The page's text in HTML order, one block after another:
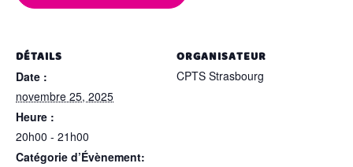
DÉTAILS
Date :
novembre 25, 2025
Heure :
20h00 - 21h00
Catégorie d’Évènement:
ORGANISATEUR
CPTS Strasbourg